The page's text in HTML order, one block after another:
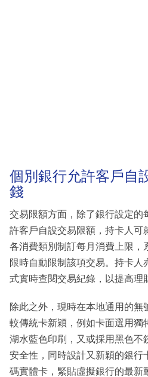
個別銀行允許客戶自
錢
交易限額方面，除了銀行設定的
許客戶自設交易限額，持卡人可
各消費類別制訂每月消費上限，
限時自動限制該項交易。持卡人
式實時查閱交易紀錄，以提高理
除此之外，現時在本地通用的無
較傳統卡新穎，例如卡面選用獨
湖水藍色印刷，又或採用黑色不
安全性，同時設計又新穎的銀行
碼實體卡，緊貼虛擬銀行的最新